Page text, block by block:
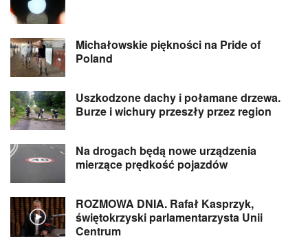
Michałowskie piękności na Pride of
Poland
Uszkodzone dachy i połamane drzewa.
Burze i wichury przeszły przez region
Na drogach będą nowe urządzenia
mierzące prędkość pojazdów
ROZMOWA DNIA. Rafał Kasprzyk,
świętokrzyski parlamentarzysta Unii
Centrum